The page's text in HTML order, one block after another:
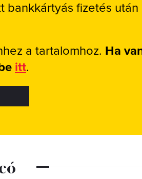
fizetés után
a tartalomhoz. Ha
itt.